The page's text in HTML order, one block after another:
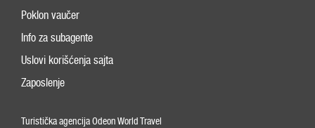
Poklon vaučer
Info za subagente
Uslovi korišćenja sajta
Zaposlenje
Turistička agencija Odeon World Travel